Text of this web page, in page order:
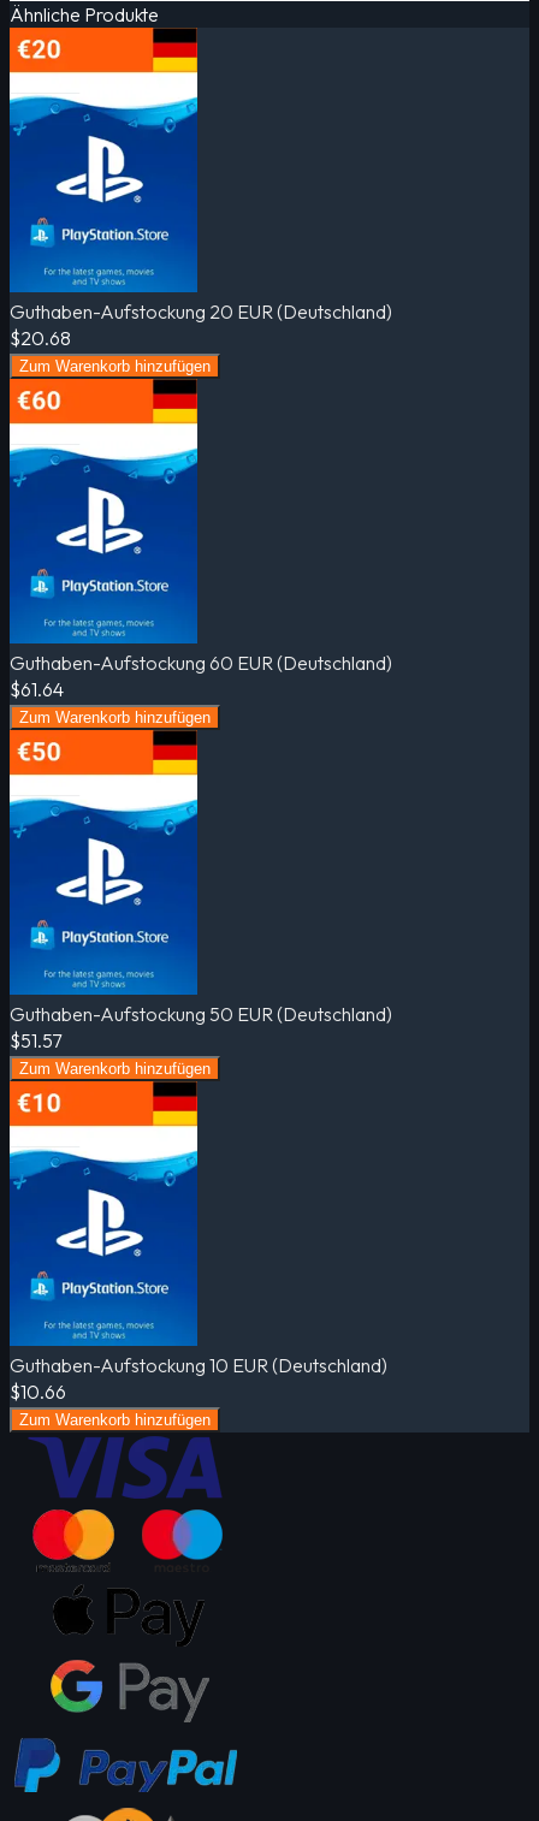
Ähnliche Produkte
Guthaben-Aufstockung 20 EUR (Deutschland)
$20.68
Zum Warenkorb hinzufügen
Guthaben-Aufstockung 60 EUR (Deutschland)
$61.64
Zum Warenkorb hinzufügen
Guthaben-Aufstockung 50 EUR (Deutschland)
$51.57
Zum Warenkorb hinzufügen
Guthaben-Aufstockung 10 EUR (Deutschland)
$10.66
Zum Warenkorb hinzufügen